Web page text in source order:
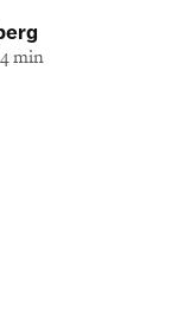
4 min